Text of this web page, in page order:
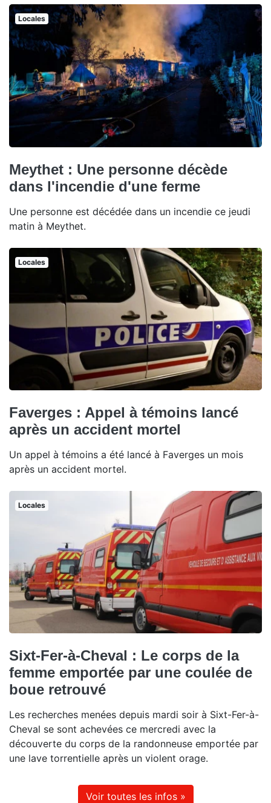
Locales
Meythet : Une personne décède
dans l'incendie d'une ferme
Une personne est décédée dans un incendie ce jeudi
matin à Meythet.
Locales
Faverges : Appel à témoins lancé
après un accident mortel
Un appel à témoins a été lancé à Faverges un mois
après un accident mortel.
Locales
Sixt-Fer-à-Cheval : Le corps de la
femme emportée par une coulée de
boue retrouvé
Les recherches menées depuis mardi soir à Sixt-Fer-à-
Cheval se sont achevées ce mercredi avec la
découverte du corps de la randonneuse emportée par
une lave torrentielle après un violent orage.
Voir toutes les infos »